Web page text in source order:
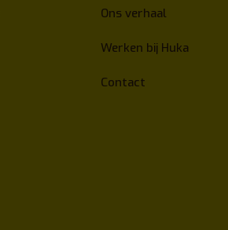
Ons verhaal
Werken bij Huka
Contact